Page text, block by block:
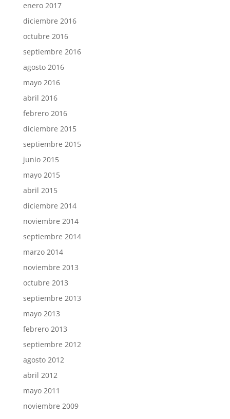
enero 2017
diciembre 2016
octubre 2016
septiembre 2016
agosto 2016
mayo 2016
abril 2016
febrero 2016
diciembre 2015
septiembre 2015
junio 2015
mayo 2015
abril 2015
diciembre 2014
noviembre 2014
septiembre 2014
marzo 2014
noviembre 2013
octubre 2013
septiembre 2013
mayo 2013
febrero 2013
septiembre 2012
agosto 2012
abril 2012
mayo 2011
noviembre 2009